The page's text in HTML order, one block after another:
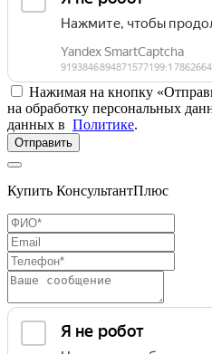
Нажимая на кнопку
на обработку персональных
данных в Политике.
Отправить
Купить КонсультантПлюс